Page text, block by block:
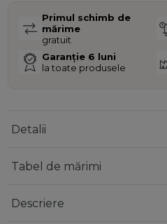
Primul schimb de
mărime
gratuit
Garanție 6 luni
la toate produsele
Detalii
Tabel de mărimi
Descriere